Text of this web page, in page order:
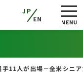
JP
EN
手11人が出場－全米シニ